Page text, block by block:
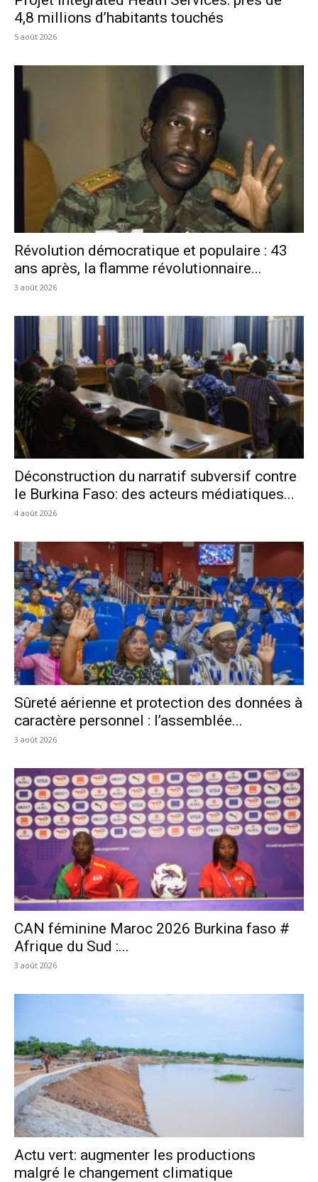
4,8 millions d’habitants touchés
5 août 2026
Révolution démocratique et populaire : 43
ans après, la flamme révolutionnaire...
3 août 2026
Déconstruction du narratif subversif contre
le Burkina Faso: des acteurs médiatiques...
4 août 2026
Sûreté aérienne et protection des données à
caractère personnel : l’assemblée...
3 août 2026
CAN féminine Maroc 2026 Burkina faso #
Afrique du Sud :...
3 août 2026
Actu vert: augmenter les productions
malgré le changement climatique